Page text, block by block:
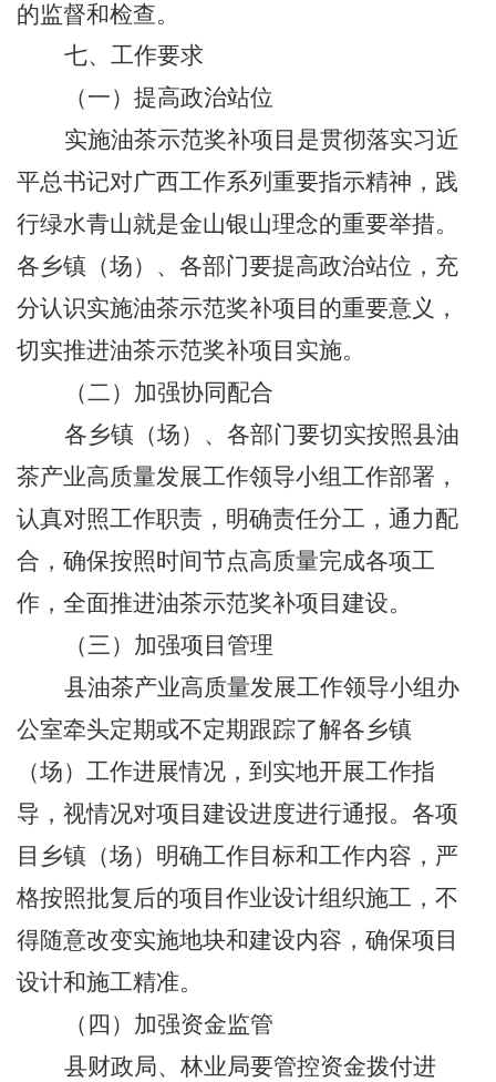
的监督和检查。
七、工作要求
（一）提高政治站位
实施油茶示范奖补项目是贯彻落实习近
平总书记对广西工作系列重要指示精神，践
行绿水青山就是金山银山理念的重要举措。
各乡镇（场）、各部门要提高政治站位，充
分认识实施油茶示范奖补项目的重要意义，
切实推进油茶示范奖补项目实施。
（二）加强协同配合
各乡镇（场）、各部门要切实按照县油
茶产业高质量发展工作领导小组工作部署，
认真对照工作职责，明确责任分工，通力配
合，确保按照时间节点高质量完成各项工
作，全面推进油茶示范奖补项目建设。
（三）加强项目管理
县油茶产业高质量发展工作领导小组办
公室牵头定期或不定期跟踪了解各乡镇
（场）工作进展情况，到实地开展工作指
导，视情况对项目建设进度进行通报。各项
目乡镇（场）明确工作目标和工作内容，严
格按照批复后的项目作业设计组织施工，不
得随意改变实施地块和建设内容，确保项目
设计和施工精准。
（四）加强资金监管
县财政局、林业局要管控资金拨付进